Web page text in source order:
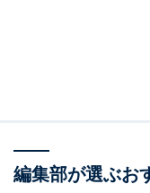
編集部が選ぶお